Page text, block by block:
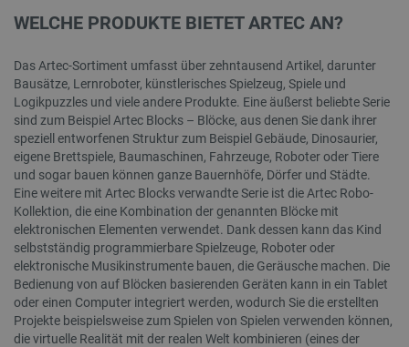
WELCHE PRODUKTE BIETET ARTEC AN?
Das Artec-Sortiment umfasst über zehntausend Artikel, darunter
Bausätze, Lernroboter, künstlerisches Spielzeug, Spiele und
Logikpuzzles und viele andere Produkte. Eine äußerst beliebte Serie
sind zum Beispiel Artec Blocks – Blöcke, aus denen Sie dank ihrer
speziell entworfenen Struktur zum Beispiel Gebäude, Dinosaurier,
eigene Brettspiele, Baumaschinen, Fahrzeuge, Roboter oder Tiere
und sogar bauen können ganze Bauernhöfe, Dörfer und Städte.
Eine weitere mit Artec Blocks verwandte Serie ist die Artec Robo-
Kollektion, die eine Kombination der genannten Blöcke mit
elektronischen Elementen verwendet. Dank dessen kann das Kind
selbstständig programmierbare Spielzeuge, Roboter oder
elektronische Musikinstrumente bauen, die Geräusche machen. Die
Bedienung von auf Blöcken basierenden Geräten kann in ein Tablet
oder einen Computer integriert werden, wodurch Sie die erstellten
Projekte beispielsweise zum Spielen von Spielen verwenden können,
die virtuelle Realität mit der realen Welt kombinieren (eines der